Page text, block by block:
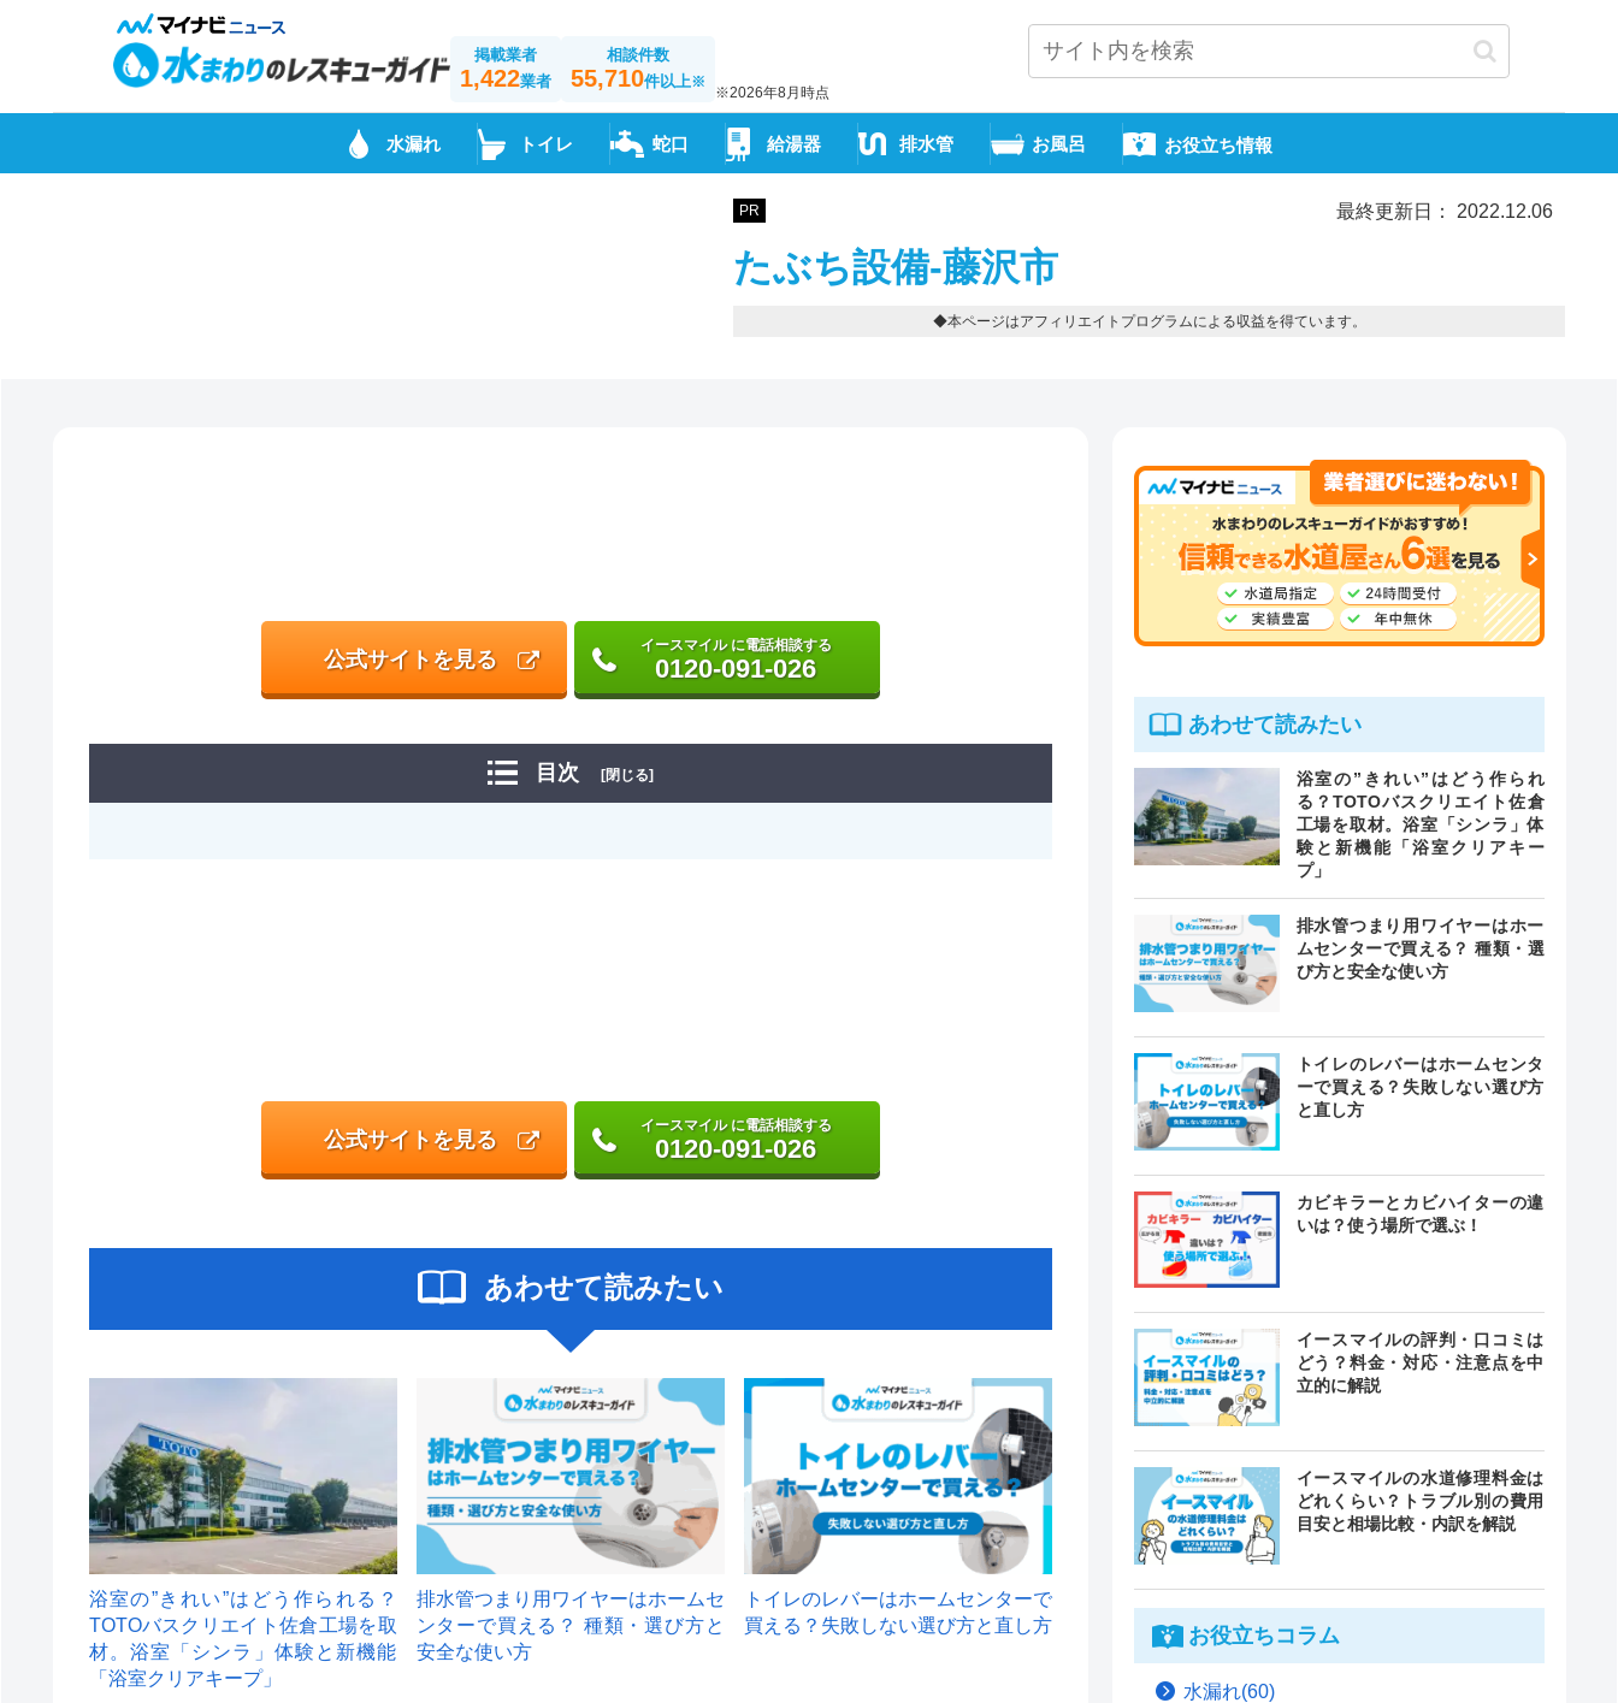
掲載業者
1,422業者
相談件数
55,710件以上※
※2026年8月時点
水漏れ トイレ 蛇口 給湯器 排水管 お風呂 お役立ち情報
PR 最終更新日： 2022.12.06
たぶち設備-藤沢市
◆本ページはアフィリエイトプログラムによる収益を得ています。
公式サイトを見る
イースマイル に電話相談する
0120-091-026
目次 [閉じる]
公式サイトを見る
イースマイル に電話相談する
0120-091-026
あわせて読みたい
浴室の”きれい”はどう作られる？
TOTOバスクリエイト佐倉工場を取
材。浴室「シンラ」体験と新機能
「浴室クリアキープ」
排水管つまり用ワイヤーはホームセ
ンターで買える？ 種類・選び方と
安全な使い方
トイレのレバーはホームセンターで
買える？失敗しない選び方と直し方
あわせて読みたい
浴室の”きれい”はどう作られ
る？TOTOバスクリエイト佐倉
工場を取材。浴室「シンラ」体
験と新機能「浴室クリアキー
プ」
排水管つまり用ワイヤーはホー
ムセンターで買える？ 種類・選
び方と安全な使い方
トイレのレバーはホームセンタ
ーで買える？失敗しない選び方
と直し方
カビキラーとカビハイターの違
いは？使う場所で選ぶ！
イースマイルの評判・口コミは
どう？料金・対応・注意点を中
立的に解説
イースマイルの水道修理料金は
どれくらい？トラブル別の費用
目安と相場比較・内訳を解説
お役立ちコラム
水漏れ(60)